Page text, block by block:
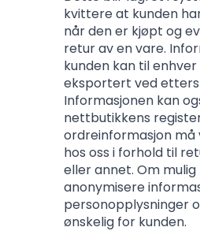
kvittere at kunden
når den er kjøpt og
retur av en vare.
kunden kan til
eksportert ved
Informasjonen kan
nettbutikkens
ordreinformasjon
hos oss i forhold til
eller annet. Om mulig
anonymisere
personopplysninger
ønskelig for kunden.